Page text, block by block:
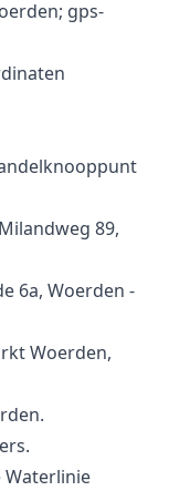
gps-
89,
6a, Woerden -
Woerden,
Waterlinie